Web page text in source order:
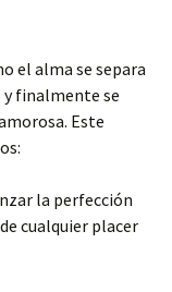
el alma se separa
y finalmente se
Este
la perfección
cualquier placer